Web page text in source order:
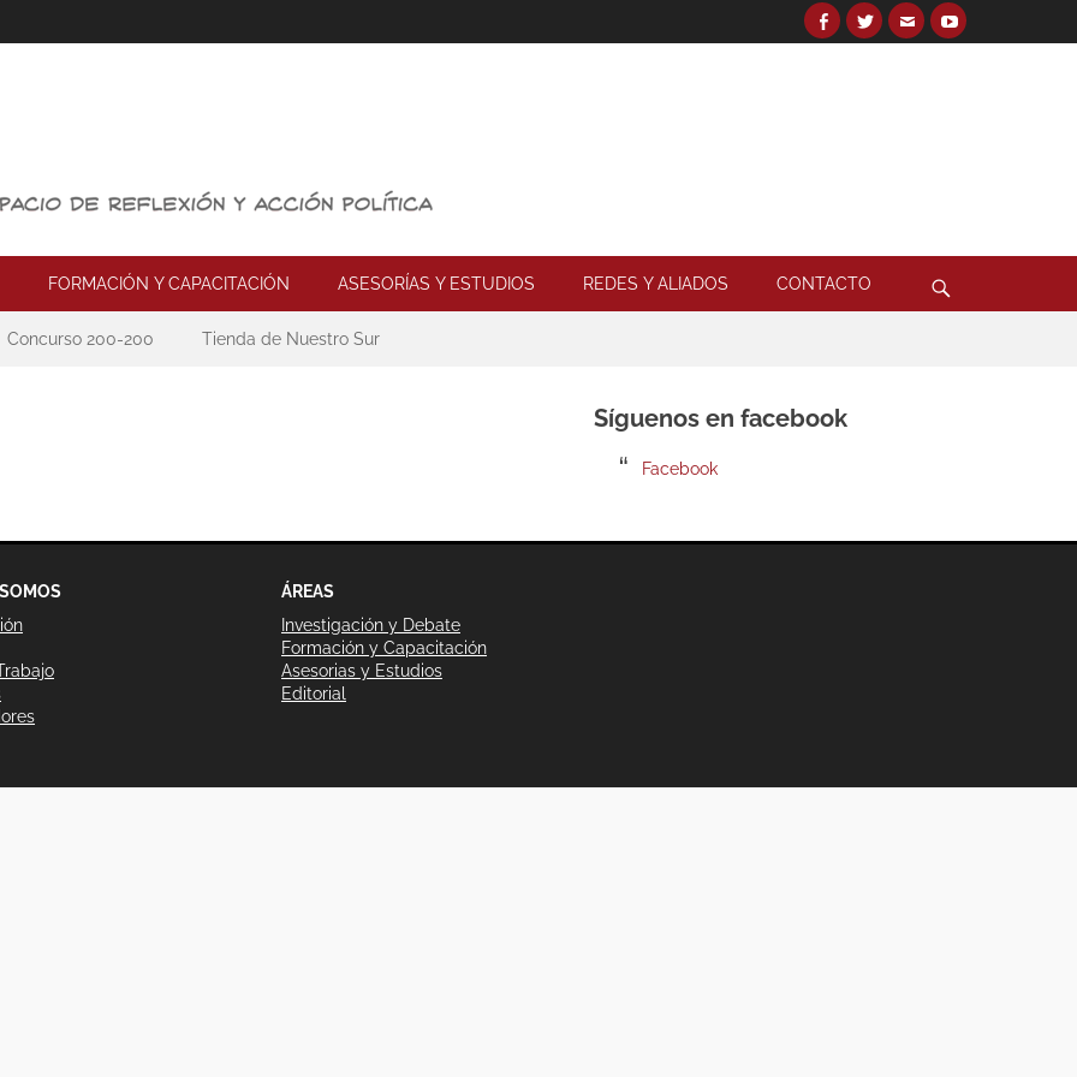
Facebook
TwitterEmailYouTube
FORMACIÓN Y CAPACITACIÓN ASESORÍAS Y ESTUDIOS REDES Y ALIADOS CONTACTO
Concurso 200-200 Tienda de Nuestro Sur
Síguenos en facebook
Facebook
ÁREAS
Investigación y Debate
Formación y Capacitación
Asesorias y Estudios
Editorial